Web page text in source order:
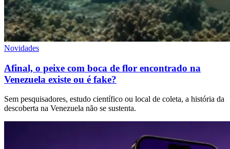
Novidades
Afinal, o peixe com boca de flor encontrado na
Venezuela existe ou é fake?
Sem pesquisadores, estudo científico ou local de coleta, a história da
descoberta na Venezuela não se sustenta.